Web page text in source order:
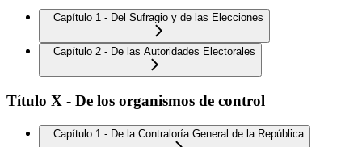
Capítulo 1 - Del Sufragio y de las Elecciones
Capítulo 2 - De las Autoridades Electorales
Título X - De los organismos de control
Capítulo 1 - De la Contraloría General de la República